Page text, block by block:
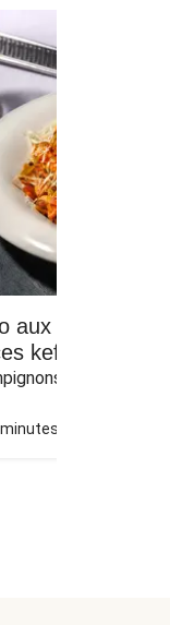
aux boulettes
kefta
poireau et